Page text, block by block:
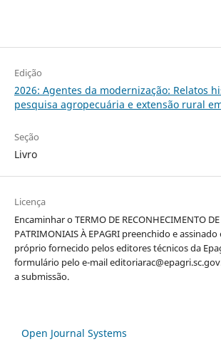
Edição
2026: Agentes da modernização: Relatos
pesquisa agropecuária e extensão rural
Seção
Livro
Licença
Encaminhar o TERMO DE RECONHECIMENTO DE
PATRIMONIAIS À EPAGRI preenchido e
próprio fornecido pelos editores técnicos da
formulário pelo e-mail
a submissão.
Open Journal Systems